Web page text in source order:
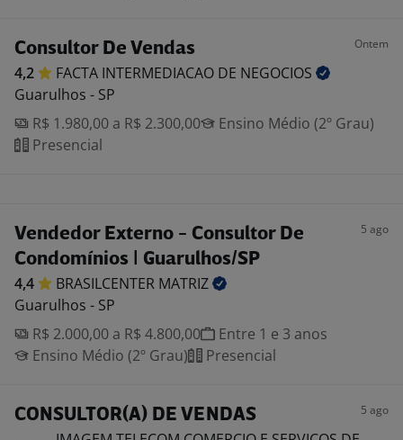
Consultor De Vendas Ontem
4,2 FACTA INTERMEDIACAO DE NEGOCIOS
Guarulhos - SP
R$ 1.980,00 a R$ 2.300,00
Ensino Médio (2º Grau)
Presencial
Vendedor Externo - Consultor De
Condomínios | Guarulhos/SP
5 ago
4,4 BRASILCENTER MATRIZ
Guarulhos - SP
R$ 2.000,00 a R$ 4.800,00
Entre 1 e 3 anos
Ensino Médio (2º Grau)
Presencial
CONSULTOR(A) DE VENDAS 5 ago